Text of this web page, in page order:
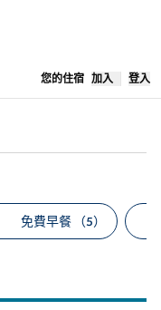
您的住宿，開啟新分
加入 登入
免費早餐 （5）